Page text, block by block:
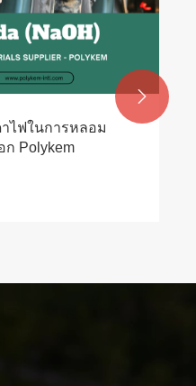
ไฟในการหลอม
ก Polykem
